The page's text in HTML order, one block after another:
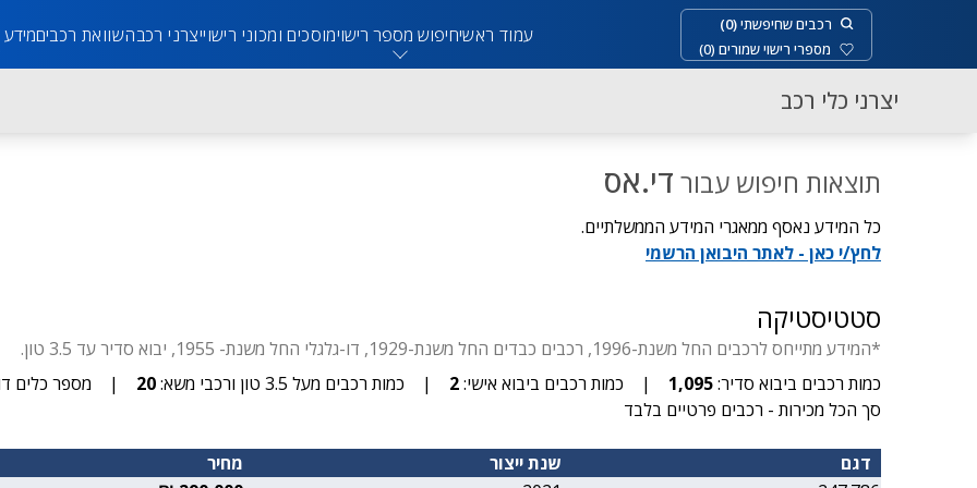
רכבים שחיפשתי(
0
)
מספרי רישוי שמורים (
0
)
עמוד ראשיחיפוש מספר רישוימוסכים ומכוני רישוייצרני רכבהשוואת רכביםמידע
יצרני כלי רכב
תוצאות חיפוש עבור די.אס
כל המידע נאסף ממאגרי המידע הממשלתיים.
לחץ/י כאן - לאתר היבואן הרשמי
סטטיסטיקה
*המידע מתייחס לרכבים החל משנת-1996, רכבים כבדים החל משנת-1929, דו-גלגלי החל משנת- 1955, יבוא סדיר עד 3.5 טון.
כמות רכבים ביבוא סדיר:1,095
| כמות רכבים ביבוא אישי:2
| כמות רכבים מעל 3.5 טון ורכבי משא: 20
|
מספר כלים
סך הכל מכירות - רכבים פרטיים בלבד
דגם שנת ייצור מחיר